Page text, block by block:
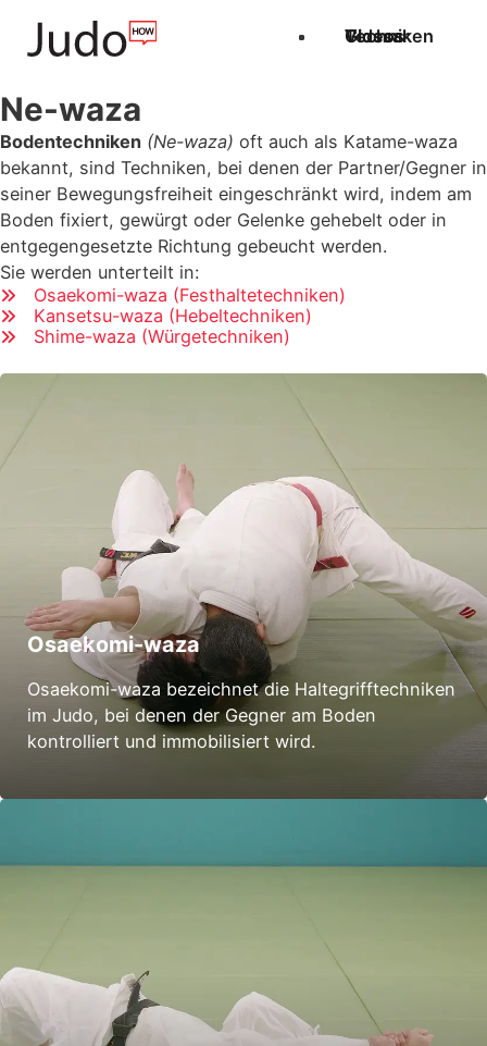
Techniken
Videos
Glossar
Ne-waza
Bodentechniken (Ne-waza) oft auch als Katame-waza
bekannt, sind Techniken, bei denen der Partner/Gegner in
seiner Bewegungsfreiheit eingeschränkt wird, indem am
Boden fixiert, gewürgt oder Gelenke gehebelt oder in
entgegengesetzte Richtung gebeucht werden.
Sie werden unterteilt in:
Osaekomi-waza (Festhaltetechniken)
Kansetsu-waza (Hebeltechniken)
Shime-waza (Würgetechniken)
Osaekomi-waza
Osaekomi-waza bezeichnet die Haltegrifftechniken
im Judo, bei denen der Gegner am Boden
kontrolliert und immobilisiert wird.